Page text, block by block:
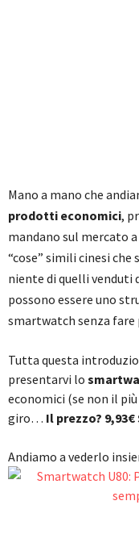
Mano a mano che
prodotti economici,
mandano sul mercato
“cose” simili cinesi
niente di quelli venduti
possono essere uno
smartwatch senza fare
Tutta questa
presentarvi lo
economici (se non il
giro… Il prezzo? 9,93€
Andiamo a vederlo